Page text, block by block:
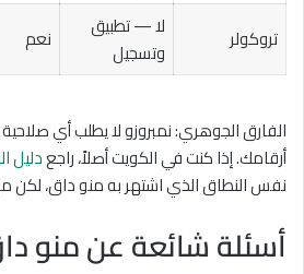
تروكولر
لا — تطبيق
وتسجيل
نعم
الفارق الجوهري: نمبروزو لا يطلب أي
أرقامك. إذا كنت في الكويت أصلاً، راجعدليل
نفس النطاق الذي اشتهر به منو داق، لكن
أسئلة شائعة عن منو